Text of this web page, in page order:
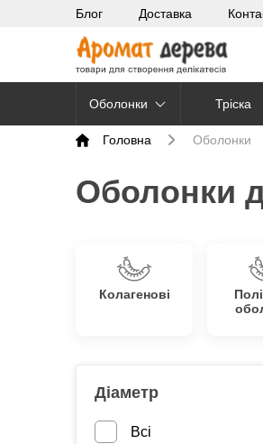
Блог Доставка
Оболонки Тріска
Головна Оболонки
Оболонки
Колагенові
Діаметр
Всі